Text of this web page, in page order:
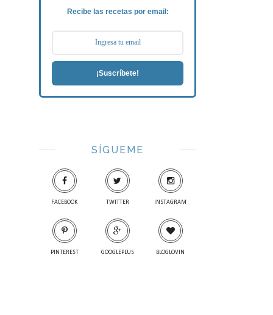
Recibe las recetas por email:
¡Suscríbete!
SÍGUEME
FACEBOOK TWITTER INSTAGRAM
PINTEREST GOOGLEPLUS BLOGLOVIN